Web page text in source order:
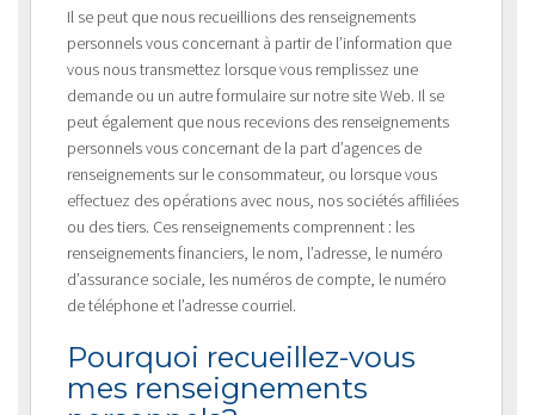
Il se peut que nous recueillions des renseignements
personnels vous concernant à partir de l’information que
vous nous transmettez lorsque vous remplissez une
demande ou un autre formulaire sur notre site Web. Il se
peut également que nous recevions des renseignements
personnels vous concernant de la part d’agences de
renseignements sur le consommateur, ou lorsque vous
effectuez des opérations avec nous, nos sociétés affiliées
ou des tiers. Ces renseignements comprennent : les
renseignements financiers, le nom, l’adresse, le numéro
d’assurance sociale, les numéros de compte, le numéro
de téléphone et l’adresse courriel.
Pourquoi recueillez-vous
mes renseignements